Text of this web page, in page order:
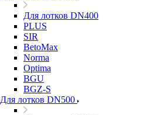
Для лотков DN400
PLUS
SIR
BetoMax
Norma
Optima
BGU
BGZ-S
Для лотков DN500